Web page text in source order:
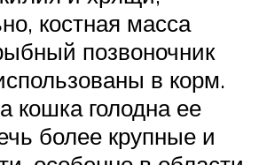
костная масса
позвоночник
в корм.
кошка голодна ее
более крупные и